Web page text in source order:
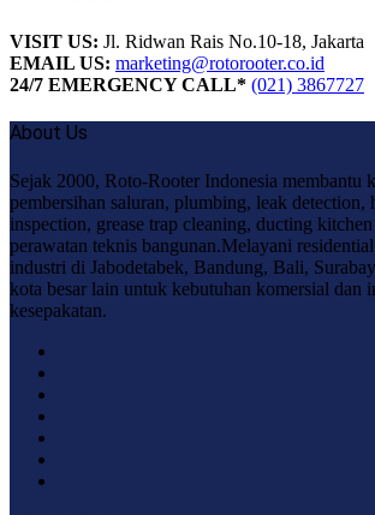
VISIT US: Jl. Ridwan Rais No.10-18, Jakarta
EMAIL US: marketing@rotorooter.co.id
24/7 EMERGENCY CALL* (021) 3867727
About Us
Sejak 2000, Roto-Rooter Indonesia membantu
pembersihan saluran, plumbing, leak
inspection, grease trap cleaning, ducting
perawatan teknis bangunan.Melayani
industri di Jabodetabek, Bandung, Bali,
kota besar lain untuk kebutuhan komersial dan
kesepakatan.